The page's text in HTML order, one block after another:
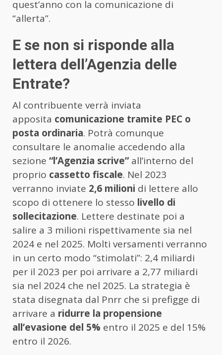
quest’anno con la comunicazione di
“allerta”.
E se non si risponde alla
lettera dell’Agenzia delle
Entrate?
Al contribuente verrà inviata
apposita comunicazione tramite PEC o
posta ordinaria. Potrà comunque
consultare le anomalie accedendo alla
sezione “l’Agenzia scrive”all’interno del
proprio cassetto fiscale. Nel 2023
verranno inviate 2,6 milioni di lettere allo
scopo di ottenere lo stesso livello di
sollecitazione. Lettere destinate poi a
salire a 3 milioni rispettivamente sia nel
2024 e nel 2025. Molti versamenti verranno
in un certo modo “stimolati”: 2,4 miliardi
per il 2023 per poi arrivare a 2,77 miliardi
sia nel 2024 che nel 2025. La strategia è
stata disegnata dal Pnrr che si prefigge di
arrivare a ridurre la propensione
all’evasione del 5% entro il 2025 e del 15%
entro il 2026.